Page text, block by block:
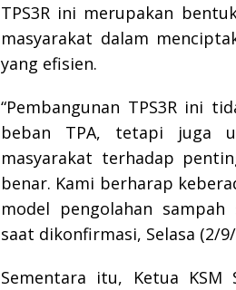
TPS3R ini merupakan
masyarakat dalam
yang efisien.
“Pembangunan TPS3R ini
beban TPA, tetapi juga
masyarakat terhadap
benar. Kami berharap
model pengolahan
saat dikonfirmasi, Selasa (2/9/
Sementara itu, Ketua KSM